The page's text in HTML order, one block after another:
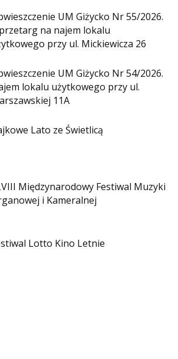
UM Giżycko Nr 55/2026.
na najem lokalu
przy ul. Mickiewicza 26
UM Giżycko Nr 54/2026.
lokalu użytkowego przy ul.
11A
Lato ze Świetlicą
Międzynarodowy Festiwal Muzyki
i Kameralnej
Lotto Kino Letnie